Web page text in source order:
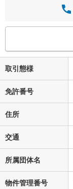
取引態様
免許番号
住所
交通
所属団体名
物件管理番号